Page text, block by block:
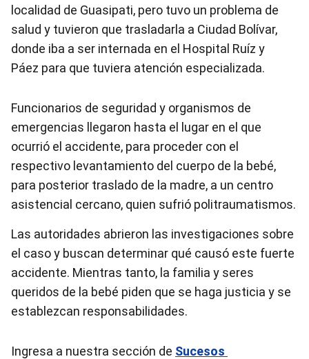
localidad de Guasipati, pero tuvo un problema de
salud y tuvieron que trasladarla a Ciudad Bolívar,
donde iba a ser internada en el Hospital Ruíz y
Páez para que tuviera atención especializada.
Funcionarios de seguridad y organismos de
emergencias llegaron hasta el lugar en el que
ocurrió el accidente, para proceder con el
respectivo levantamiento del cuerpo de la bebé,
para posterior traslado de la madre, a un centro
asistencial cercano, quien sufrió politraumatismos.
Las autoridades abrieron las investigaciones sobre
el caso y buscan determinar qué causó este fuerte
accidente. Mientras tanto, la familia y seres
queridos de la bebé piden que se haga justicia y se
establezcan responsabilidades.
Ingresa a nuestra sección de Sucesos